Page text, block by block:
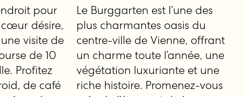
pour
désire,
visite de
de 10
Profitez
de café
Le Burggarten est l’une des
plus charmantes oasis du
centre-ville de Vienne, offrant
un charme toute l’année, une
végétation luxuriante et une
riche histoire. Promenez-vous